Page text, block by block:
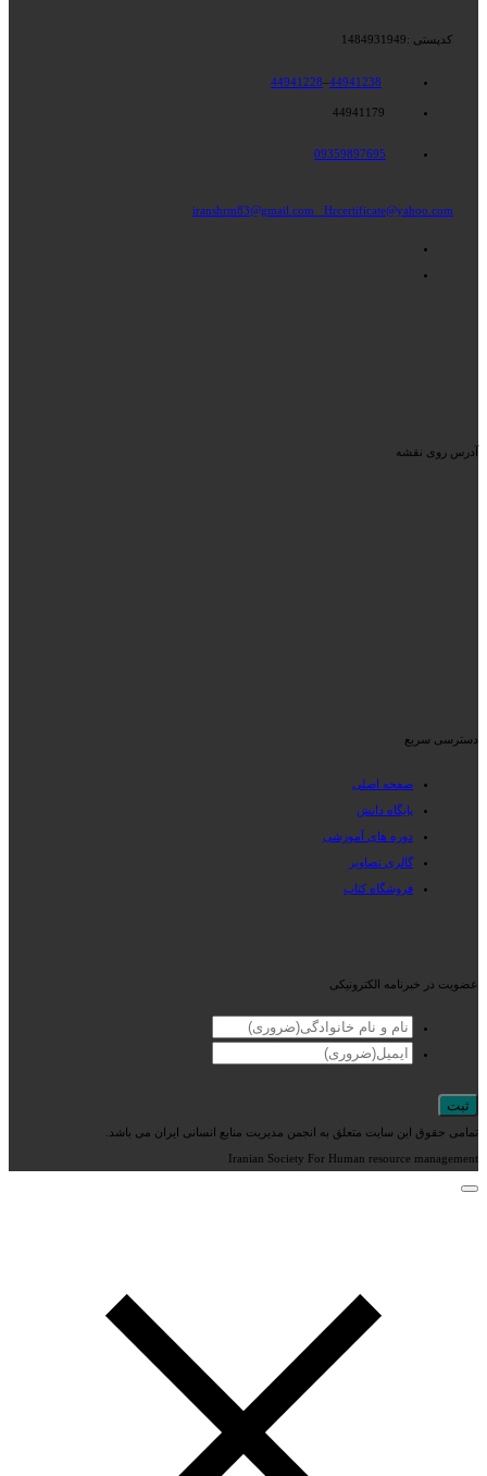
کدپستی :1484931949
44941238
–
44941228
09359897695
iranshrm83@gmail.com Hrcertificate@yahoo.com
آدرس روی نقشه
دسترسی سریع
صفحه اصلی
پایگاه دانش
دوره های آموزشی
گالری تصاویر
فروشگاه کتاب
عضویت در خبرنامه الکترونیکی
تمامی حقوق این سایت متعلق به انجمن مدیریت منابع انسانی ایران می باشد.
Iranian Society For Human resource management